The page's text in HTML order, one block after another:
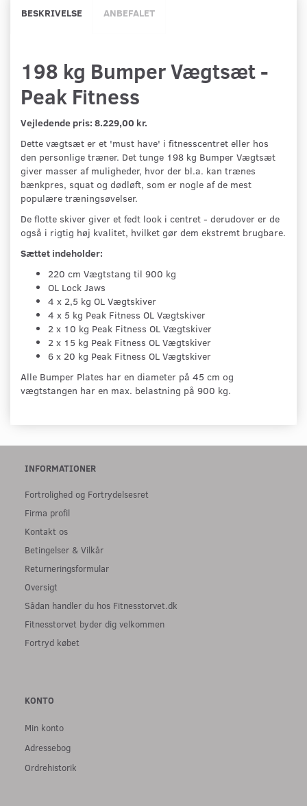
BESKRIVELSE ANBEFALET
198 kg Bumper Vægtsæt -
Peak Fitness
Vejledende pris: 8.229,00 kr.
Dette vægtsæt er et 'must have' i fitnesscentret eller hos
den personlige træner. Det tunge 198 kg Bumper Vægtsæt
giver masser af muligheder, hvor der bl.a. kan trænes
bænkpres, squat og dødløft, som er nogle af de mest
populære træningsøvelser.
De flotte skiver giver et fedt look i centret - derudover er de
også i rigtig høj kvalitet, hvilket gør dem ekstremt brugbare.
Sættet indeholder:
220 cm Vægtstang til 900 kg
OL Lock Jaws
4 x 2,5 kg OL Vægtskiver
4 x 5 kg Peak Fitness OL Vægtskiver
2 x 10 kg Peak Fitness OL Vægtskiver
2 x 15 kg Peak Fitness OL Vægtskiver
6 x 20 kg Peak Fitness OL Vægtskiver
Alle Bumper Plates har en diameter på 45 cm og
vægtstangen har en max. belastning på 900 kg.
INFORMATIONER
Fortrolighed og Fortrydelsesret
Firma profil
Kontakt os
Betingelser & Vilkår
Returneringsformular
Oversigt
Sådan handler du hos Fitnesstorvet.dk
Fitnesstorvet byder dig velkommen
Fortryd købet
KONTO
Min konto
Adressebog
Ordrehistorik